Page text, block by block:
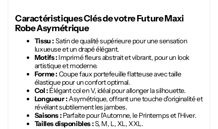
Caractéristiques Clés de votre FutureMaxi
Robe Asymétrique
Tissu :Satin de qualité supérieure pour une sensation
luxueuse et un drapé élégant.
Motifs :Imprimé fleurs abstrait et vibrant, pour un look
artistique et moderne.
Forme :Coupe faux portefeuille flatteuse avec taille
élastique pour un confort optimal.
Col :Élégant col en V, idéal pour allonger la silhouette.
Longueur :Asymétrique, offrant une touche d'originalité et
révélant subtilement les jambes.
Saisons :Parfaite pour l'Automne, le Printemps et l'Hiver.
Tailles disponibles :S, M, L, XL, XXL.